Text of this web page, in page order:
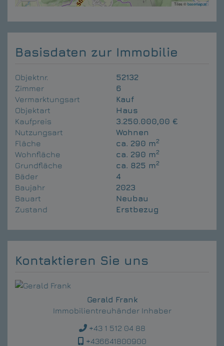
Tiles ©basemap.at
Basisdaten zur Immobilie
Objektnr.
52132
Zimmer
6
Vermarktungsart
Kauf
Objektart
Haus
Kaufpreis
3.250.000,00 €
Nutzungsart
Wohnen
Fläche
ca. 290 m2
Wohnfläche ca. 290 m2
Grundfläche ca. 825 m2
Bäder
4
Baujahr
2023
Bauart
Neubau
Zustand
Erstbezug
Kontaktieren Sie uns
Gerald Frank
Immobilientreuhänder Inhaber
+43 1 512 04 88
+436641800900